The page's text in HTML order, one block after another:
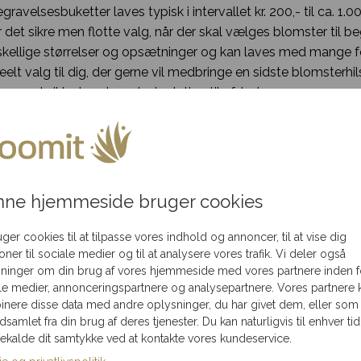
hjemmeside bruger cookies
cookies til at tilpasse vores indhold og annoncer, til at vise dig
til sociale medier og til at analysere vores trafik. Vi deler også
om din brug af vores hjemmeside med vores partnere inden
medier, annonceringspartnere og analysepartnere. Vores partnere
disse data med andre oplysninger, du har givet dem, eller
fra din brug af deres tjenester. Du kan naturligvis til enhver tid
dit samtykke ved at kontakte vores kundeservice.
laves typisk i intervallet kr. 200,- til ca.
det sikre men flotte valg, når der skal vælges blomster til
størrelser og opsætninger og kan laves med mange
valg til dig, der gerne vil medbringe en sidste
om du ikke havde en tæt relation til afdøde.
laves typisk fra kr. 700,- og opefter. Båredekorationen er en
er som oftest større og mere fyldige end
pårørende og fjerne bekendtskaber.
størrelser, de allermindste kan laves fra ca. kr. 400 – 500,-
utraditionelle opsætninger. Ikke desto mindre er det et
hvad udtrykker kærlighed mere end en blomsterkrans
hvis man havde et tæt forhold til afdøde.
fra ca. kr. 1000,- og opefter. Kransen er et smukt
blomsterkompositioner. Kransen ser smuk ud både i
mere kompleks at binde, har den også en tilsvarende
og nære relationer, der gerne vil sige farvel med